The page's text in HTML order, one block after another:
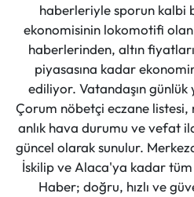
haberleriyle sporun kalbi
ekonomisinin lokomotifi
haberlerinden, altın
piyasasına kadar
ediliyor. Vatandaşın günlük
Çorum nöbetçi eczane
anlık hava durumu ve vefat
güncel olarak sunulur.
İskilip ve Alaca'ya kadar
Haber; doğru, hızlı ve